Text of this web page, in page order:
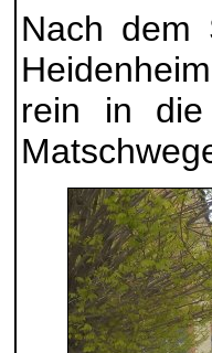
Nach dem
rein in die